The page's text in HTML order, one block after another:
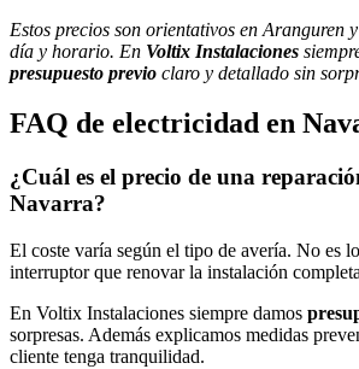
Estos precios son orientativos en Aranguren
día y horario. En Voltix Instalaciones
presupuesto previo claro y detallado sin
FAQ de electricidad en
¿Cuál es el precio de una
Navarra?
El coste varía según el tipo de avería. No es
interruptor que renovar la instalación
En Voltix Instalaciones siempre damos
sorpresas. Además explicamos medidas
cliente tenga tranquilidad.